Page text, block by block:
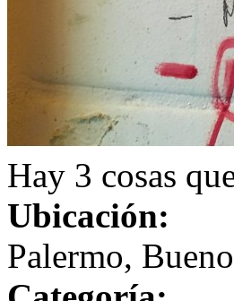
Hay 3 cosas
Ubicación:
Palermo,